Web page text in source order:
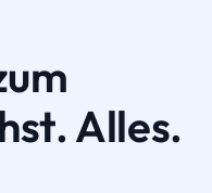
Alles.